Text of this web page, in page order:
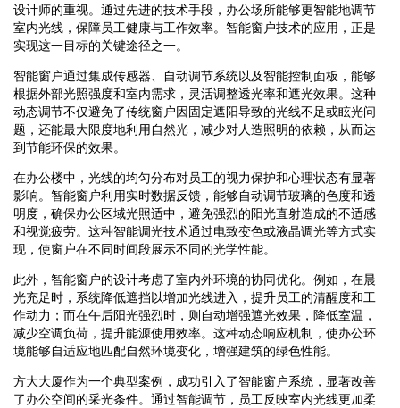
设计师的重视。通过先进的技术手段，办公场所能够更智能地调节
室内光线，保障员工健康与工作效率。智能窗户技术的应用，正是
实现这一目标的关键途径之一。
智能窗户通过集成传感器、自动调节系统以及智能控制面板，能够
根据外部光照强度和室内需求，灵活调整透光率和遮光效果。这种
动态调节不仅避免了传统窗户因固定遮阳导致的光线不足或眩光问
题，还能最大限度地利用自然光，减少对人造照明的依赖，从而达
到节能环保的效果。
在办公楼中，光线的均匀分布对员工的视力保护和心理状态有显著
影响。智能窗户利用实时数据反馈，能够自动调节玻璃的色度和透
明度，确保办公区域光照适中，避免强烈的阳光直射造成的不适感
和视觉疲劳。这种智能调光技术通过电致变色或液晶调光等方式实
现，使窗户在不同时间段展示不同的光学性能。
此外，智能窗户的设计考虑了室内外环境的协同优化。例如，在晨
光充足时，系统降低遮挡以增加光线进入，提升员工的清醒度和工
作动力；而在午后阳光强烈时，则自动增强遮光效果，降低室温，
减少空调负荷，提升能源使用效率。这种动态响应机制，使办公环
境能够自适应地匹配自然环境变化，增强建筑的绿色性能。
方大大厦作为一个典型案例，成功引入了智能窗户系统，显著改善
了办公空间的采光条件。通过智能调节，员工反映室内光线更加柔